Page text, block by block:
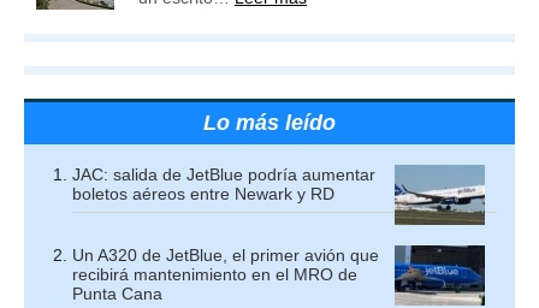
Lo más leído
JAC: salida de JetBlue podría aumentar
boletos aéreos entre Newark y RD
Un A320 de JetBlue, el primer avión que
recibirá mantenimiento en el MRO de
Punta Cana